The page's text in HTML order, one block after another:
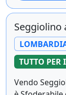
Seggiolino
TUTTO
Vendo